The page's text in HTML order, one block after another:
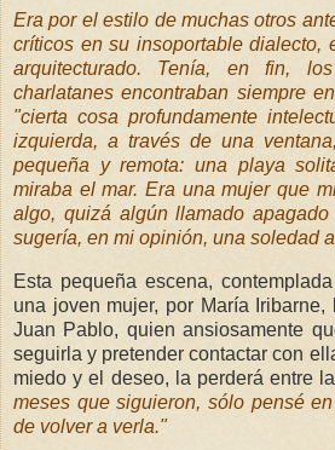
Era por el estilo de muchas otros
críticos en su insoportable dialecto,
arquitecturado. Tenía, en fin,
charlatanes encontraban siempre
"cierta cosa profundamente
izquierda, a través de una
pequeña y remota: una playa
miraba el mar. Era una mujer que
algo, quizá algún llamado
sugería, en mi opinión, una soledad
Esta pequeña escena,
una joven mujer, por María
Juan Pablo, quien ansiosamente
seguirla y pretender contactar con
miedo y el deseo, la perderá entre
meses que siguieron, sólo pensé
de volver a verla."